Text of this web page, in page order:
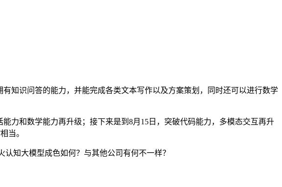
知识问答的能力，并能完成各类文本写作以及方案策划，同时还可以进行数学
力和数学能力再升级；接下来是到8月15日，突破代码能力，多模态交互再升
当。
知大模型成色如何？与其他公司有何不一样？